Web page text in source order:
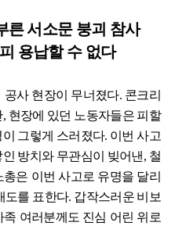
른 서소문 붕괴 참사
용납할 수 없다
사 현장이 무너졌다. 콘크리
, 현장에 있던 노동자들은 피할
그렇게 스러졌다. 이번 사고
방치와 무관심이 빚어낸 , 철
총은 이번 사고로 유명을 달리
도를 표한다. 갑작스러운 비보
여러분께도 진심 어린 위로